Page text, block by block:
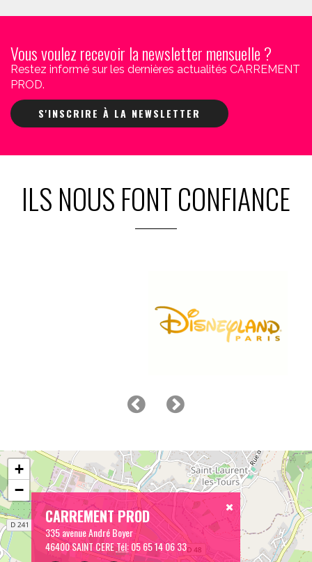
Vous voulez recevoir la newsletter mensuelle ?
Restez informé sur les dernières actualités CARREMENT
PROD.
S'INSCRIRE À LA NEWSLETTER
ILS NOUS FONT CONFIANCE
CARREMENT PROD
+
−